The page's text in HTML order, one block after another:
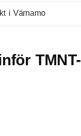
i Värnamo
TMNT-